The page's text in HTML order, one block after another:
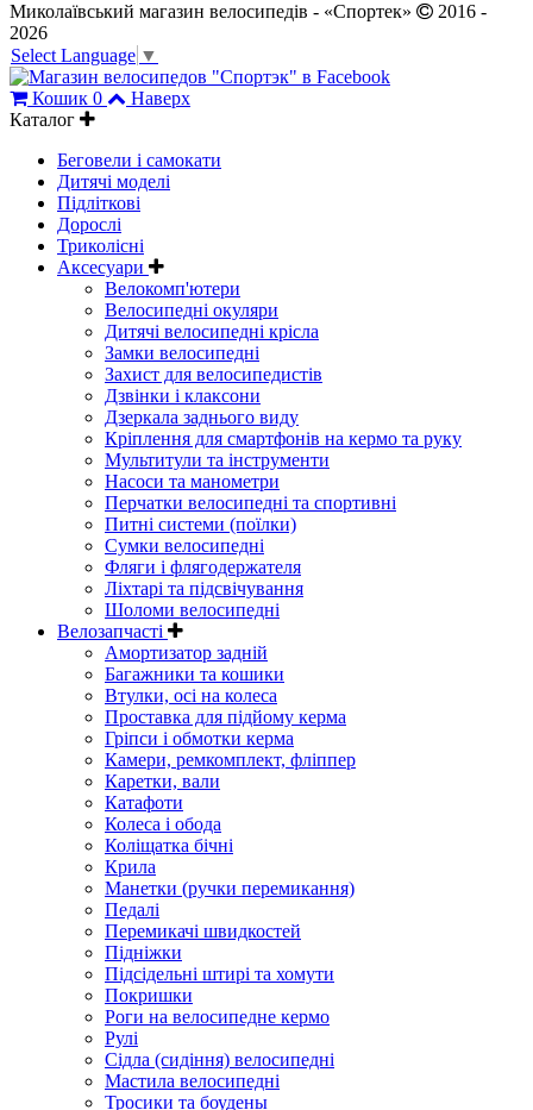
Миколаївський магазин велосипедів - «Спортек»
2016 -
2026
Select Language ▼
Кошик 0
Наверх
Каталог
Беговели і самокати
Дитячі моделі
Підліткові
Дорослі
Триколісні
Аксесуари
Велокомп'ютери
Велосипедні окуляри
Дитячі велосипедні крісла
Замки велосипедні
Захист для велосипедистів
Дзвінки і клаксони
Дзеркала заднього виду
Кріплення для смартфонів на кермо та руку
Мультитули та інструменти
Насоси та манометри
Перчатки велосипедні та спортивні
Питні системи (поїлки)
Сумки велосипедні
Фляги і флягодержателя
Ліхтарі та підсвічування
Шоломи велосипедні
Велозапчасті
Амортизатор задній
Багажники та кошики
Втулки, осі на колеса
Проставка для підйому керма
Гріпси і обмотки керма
Камери, ремкомплект, фліппер
Каретки, вали
Катафоти
Колеса і обода
Коліщатка бічні
Крила
Манетки (ручки перемикання)
Педалі
Перемикачі швидкостей
Підніжки
Підсідельні штирі та хомути
Покришки
Роги на велосипедне кермо
Рулі
Сідла (сидіння) велосипедні
Мастила велосипедні
Тросики та боудены